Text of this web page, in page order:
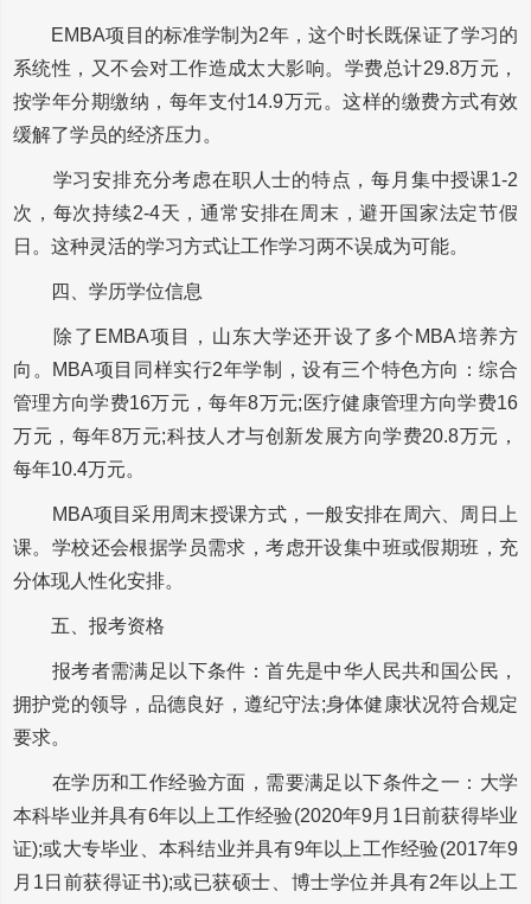
EMBA项目的标准学制为2年，这个时长既保证了学习的
系统性，又不会对工作造成太大影响。学费总计29.8万元，
按学年分期缴纳，每年支付14.9万元。这样的缴费方式有效
缓解了学员的经济压力。
学习安排充分考虑在职人士的特点，每月集中授课1-2
次，每次持续2-4天，通常安排在周末，避开国家法定节假
日。这种灵活的学习方式让工作学习两不误成为可能。
四、学历学位信息
除了EMBA项目，山东大学还开设了多个MBA培养方
向。MBA项目同样实行2年学制，设有三个特色方向：综合
管理方向学费16万元，每年8万元;医疗健康管理方向学费16
万元，每年8万元;科技人才与创新发展方向学费20.8万元，
每年10.4万元。
MBA项目采用周末授课方式，一般安排在周六、周日上
课。学校还会根据学员需求，考虑开设集中班或假期班，充
分体现人性化安排。
五、报考资格
报考者需满足以下条件：首先是中华人民共和国公民，
拥护党的领导，品德良好，遵纪守法;身体健康状况符合规定
要求。
在学历和工作经验方面，需要满足以下条件之一：大学
本科毕业并具有6年以上工作经验(2020年9月1日前获得毕业
证);或大专毕业、本科结业并具有9年以上工作经验(2017年9
月1日前获得证书);或已获硕士、博士学位并具有2年以上工